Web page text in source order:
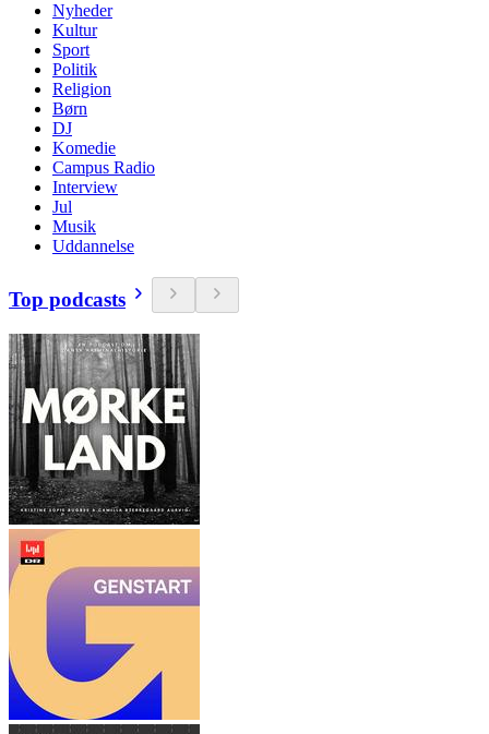
Nyheder
Kultur
Sport
Politik
Religion
Børn
DJ
Komedie
Campus Radio
Interview
Jul
Musik
Uddannelse
Top podcasts